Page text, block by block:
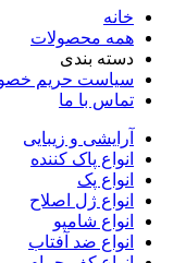
خانه
همه محصولات
دسته بندی
سیاست حریم
تماس با ما
آرایشی و زیبایی
انواع پاک کننده
انواع پک
انواع ژل اصلاح
انواع شامپو
انواع ضد آفتاب